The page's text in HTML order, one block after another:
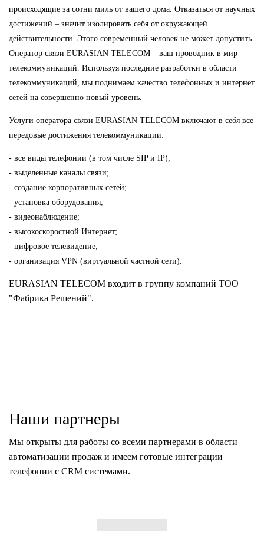
происходящие за сотни миль от вашего дома. Отказаться от научных
достижений – значит изолировать себя от окружающей
действительности. Этого современный человек не может допустить.
Оператор связи EURASIAN TELECOM – ваш проводник в мир
телекоммуникаций. Используя последние разработки в области
телекоммуникаций, мы поднимаем качество телефонных и интернет
сетей на совершенно новый уровень.
Услуги оператора связи EURASIAN TELECOM включают в себя все
передовые достижения телекоммуникации:
- все виды телефонии (в том числе SIP и IP);
- выделенные каналы связи;
- создание корпоративных сетей;
- установка оборудования;
- видеонаблюдение;
- высокоскоростной Интернет;
- цифровое телевидение;
- организация VPN (виртуальной частной сети).
EURASIAN TELECOM входит в группу компаний ТОО
"Фабрика Решений".
Наши партнеры
Мы открыты для работы со всеми партнерами в области
автоматизации продаж и имеем готовые интеграции
телефонии с CRM системами.